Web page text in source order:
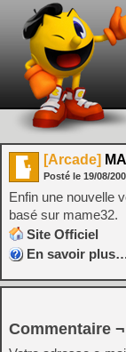
[Arcade]
Posté le 19/08/
Enfin une nouvelle
basé sur mame32.
Site Officiel
En savoir
Commentaire ¬